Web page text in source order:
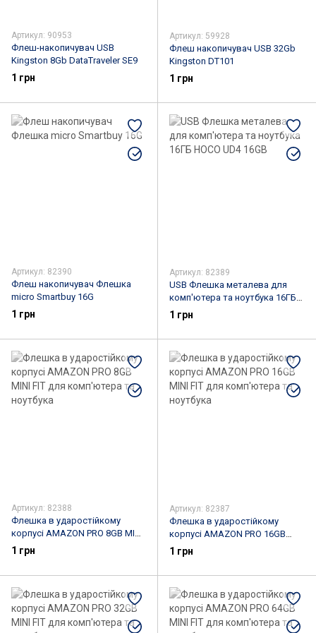
Артикул: 90953
Флеш-накопичувач USB
Kingston 8Gb DataTraveler SE9
1 грн
Артикул: 59928
Флеш накопичувач USB 32Gb
Kingston DT101
1 грн
Артикул: 82390
Флеш накопичувач Флешка
micro Smartbuy 16G
1 грн
Артикул: 82389
USB Флешка металева для
комп'ютера та ноутбука 16ГБ
HOCO UD4 16GB
1 грн
Артикул: 82388
Флешка в ударостійкому
корпусі AMAZON PRO 8GB MINI
FIT для комп'ютера та
ноутбука
1 грн
Артикул: 82387
Флешка в ударостійкому
корпусі AMAZON PRO 16GB
MINI FIT для комп'ютера та
ноутбука
1 грн